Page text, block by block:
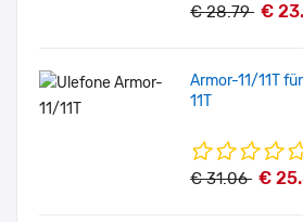
€ 28.79 €
Armor-11/11T
11T
€ 31.06 €